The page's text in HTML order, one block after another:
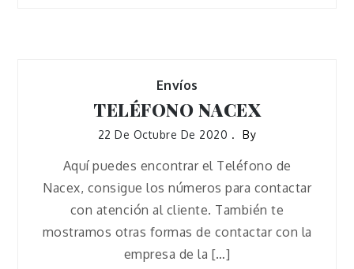
Envíos
TELÉFONO NACEX
22 De Octubre De 2020 By
Aquí puedes encontrar el Teléfono de
Nacex, consigue los números para contactar
con atención al cliente. También te
mostramos otras formas de contactar con la
empresa de la […]